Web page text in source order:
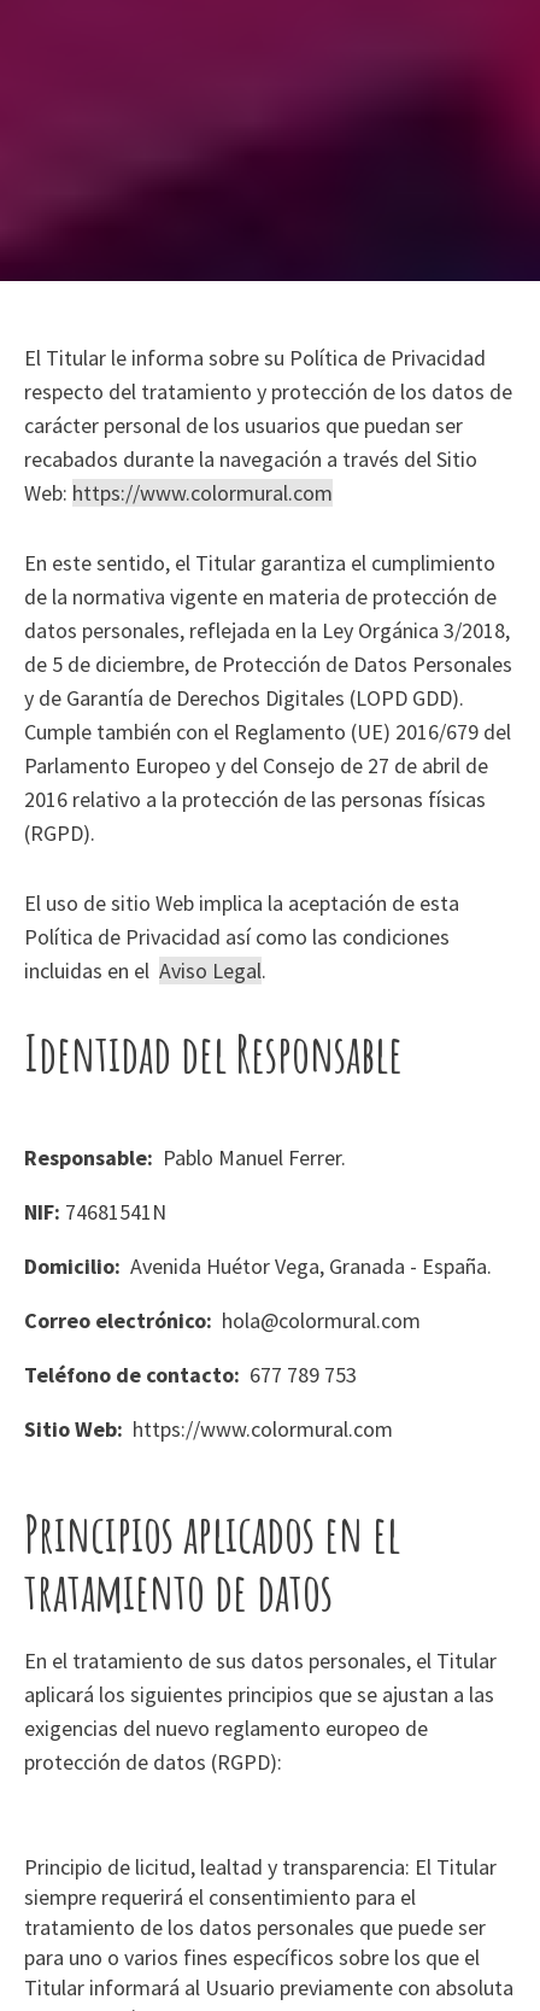
El Titular le informa sobre su Política de Privacidad
respecto del tratamiento y protección de los datos de
carácter personal de los usuarios que puedan ser
recabados durante la navegación a través del Sitio
Web: https://www.colormural.com
En este sentido, el Titular garantiza el cumplimiento
de la normativa vigente en materia de protección de
datos personales, reflejada en la Ley Orgánica 3/2018,
de 5 de diciembre, de Protección de Datos Personales
y de Garantía de Derechos Digitales (LOPD GDD).
Cumple también con el Reglamento (UE) 2016/679 del
Parlamento Europeo y del Consejo de 27 de abril de
2016 relativo a la protección de las personas físicas
(RGPD).
El uso de sitio Web implica la aceptación de esta
Política de Privacidad así como las condiciones
incluidas en el Aviso Legal.
Identidad del Responsable
Responsable: Pablo Manuel Ferrer.
NIF: 74681541N
Domicilio: Avenida Huétor Vega, Granada - España.
Correo electrónico: hola@colormural.com
Teléfono de contacto: 677 789 753
Sitio Web: https://www.colormural.com
Principios aplicados en el
tratamiento de datos
En el tratamiento de sus datos personales, el Titular
aplicará los siguientes principios que se ajustan a las
exigencias del nuevo reglamento europeo de
protección de datos (RGPD):
Principio de licitud, lealtad y transparencia: El Titular
siempre requerirá el consentimiento para el
tratamiento de los datos personales que puede ser
para uno o varios fines específicos sobre los que el
Titular informará al Usuario previamente con absoluta